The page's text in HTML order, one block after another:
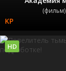
(фильм)
HD